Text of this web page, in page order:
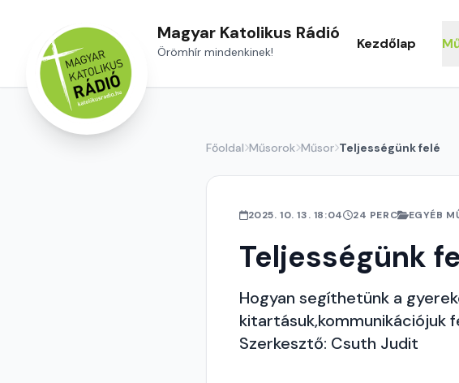
Magyar Katolikus Rádió
Örömhír mindenkinek! Kezdőlap
Főoldal Műsorok Műsor Teljességünk felé
2025. 10. 13. 18:04 24 PERC EGYÉB
Teljességünk
Hogyan segíthetünk a
kitartásuk,kommunikációjuk
Szerkesztő: Csuth Judit